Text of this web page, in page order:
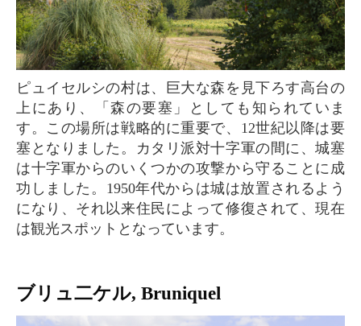
ピュイセルシの村は、巨大な森を見下ろす高台の
上にあり、「森の要塞」としても知られていま
す。この場所は戦略的に重要で、12世紀以降は要
塞となりました。カタリ派対十字軍の間に、城塞
は十字軍からのいくつかの攻撃から守ることに成
功しました。1950年代からは城は放置されるよう
になり、それ以来住民によって修復されて、現在
は観光スポットとなっています。
ブリュ二ケル, Bruniquel